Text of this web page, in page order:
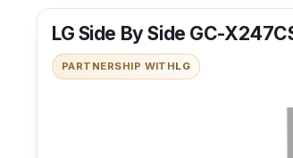
LG Side By Side GC-
PARTNERSHIP WITHLG